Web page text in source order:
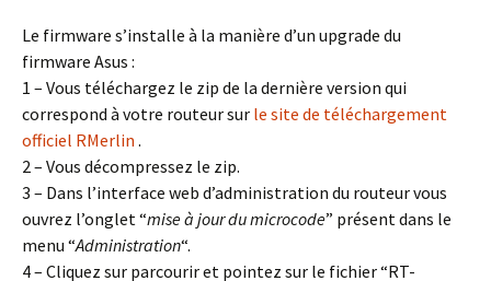
Le firmware s’installe à la manière d’un upgrade du
firmware Asus :
1 – Vous téléchargez le zip de la dernière version qui
correspond à votre routeur sur le site de téléchargement
officiel RMerlin .
2 – Vous décompressez le zip.
3 – Dans l’interface web d’administration du routeur vous
ouvrez l’onglet “mise à jour du microcode” présent dans le
menu “Administration“.
4 – Cliquez sur parcourir et pointez sur le fichier “RT-